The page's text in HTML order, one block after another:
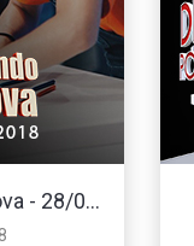
- 28/0...